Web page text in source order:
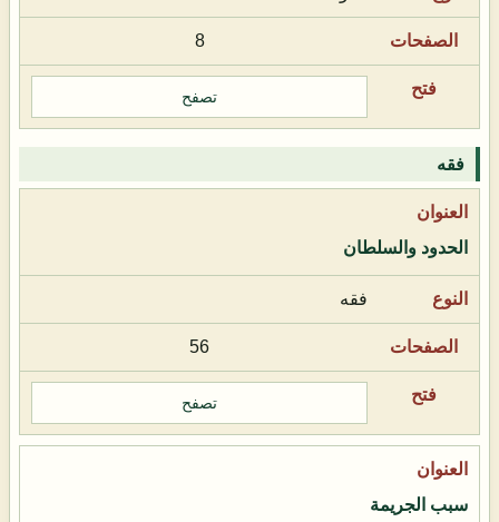
8
تصفح
فقه
الحدود والسلطان
فقه
56
تصفح
سبب الجريمة